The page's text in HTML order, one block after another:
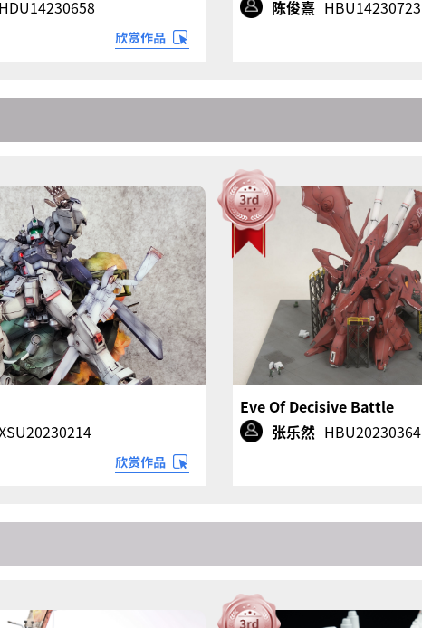
HDU14230658
陈俊熹
HBU14230723
Eve Of Decisive Battle
张乐然
HBU20230364